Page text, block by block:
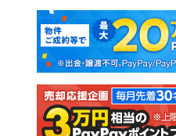
新築マンション
新築一戸建て
注文住宅
マンションカタログ